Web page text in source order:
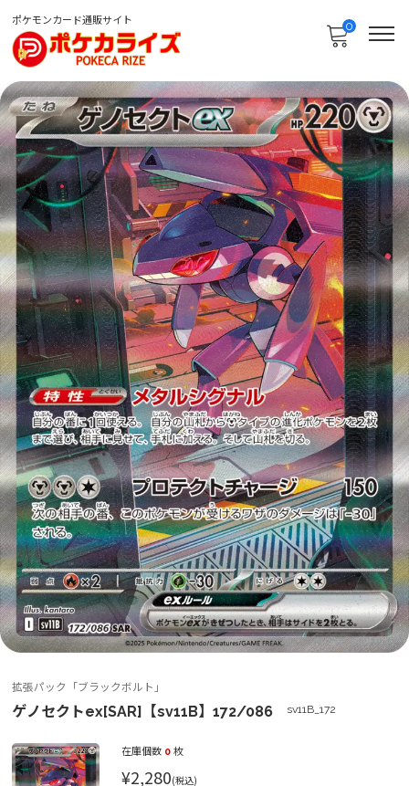
ポケモンカード通販サイト 0
拡張パック「ブラックボルト」
ゲノセクトex[SAR]【sv11B】172/086 sv11B_172
在庫個数 0 枚
¥2,280(税込)